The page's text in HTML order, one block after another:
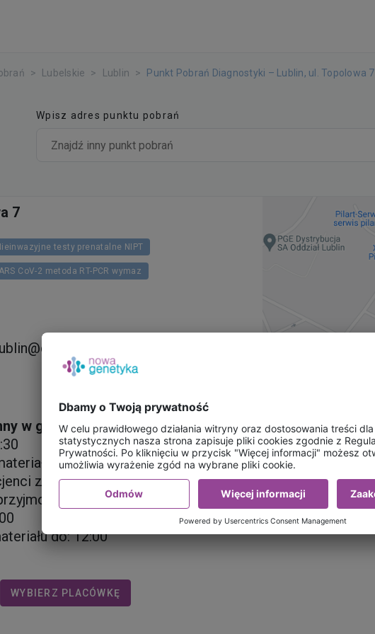
Lubelskie Lublin Punkt Pobrań Diagnostyki – Lublin, ul. Topolowa 7
Wpisz adres punktu pobrań
7
testy prenatalne NIPT
CoV-2 metoda RT-PCR wymaz
w godzinach:
do: 14:00
ze skierowaniami z Programu
są w godzinach 7:00-14:00
do: 12:00
WYBIERZ PLACÓWKĘ